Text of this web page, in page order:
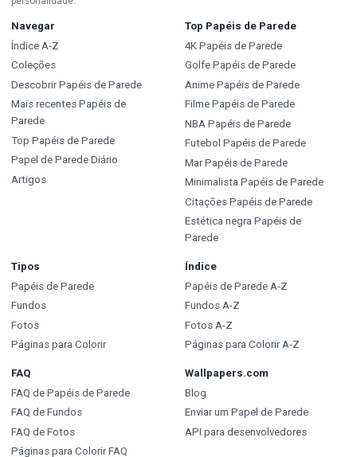
Navegar
Índice A-Z
Coleções
Descobrir Papéis de Parede
Mais recentes Papéis de
Parede
Top Papéis de Parede
Papel de Parede Diário
Artigos
Top Papéis de Parede
4K Papéis de Parede
Golfe Papéis de Parede
Anime Papéis de Parede
Filme Papéis de Parede
NBA Papéis de Parede
Futebol Papéis de Parede
Mar Papéis de Parede
Minimalista Papéis de Parede
Citações Papéis de Parede
Estética negra Papéis de
Parede
Tipos
Papéis de Parede
Fundos
Fotos
Páginas para Colorir
Índice
Papéis de Parede A-Z
Fundos A-Z
Fotos A-Z
Páginas para Colorir A-Z
FAQ
FAQ de Papéis de Parede
FAQ de Fundos
FAQ de Fotos
Páginas para Colorir FAQ
Wallpapers.com
Blog
Enviar um Papel de Parede
API para desenvolvedores